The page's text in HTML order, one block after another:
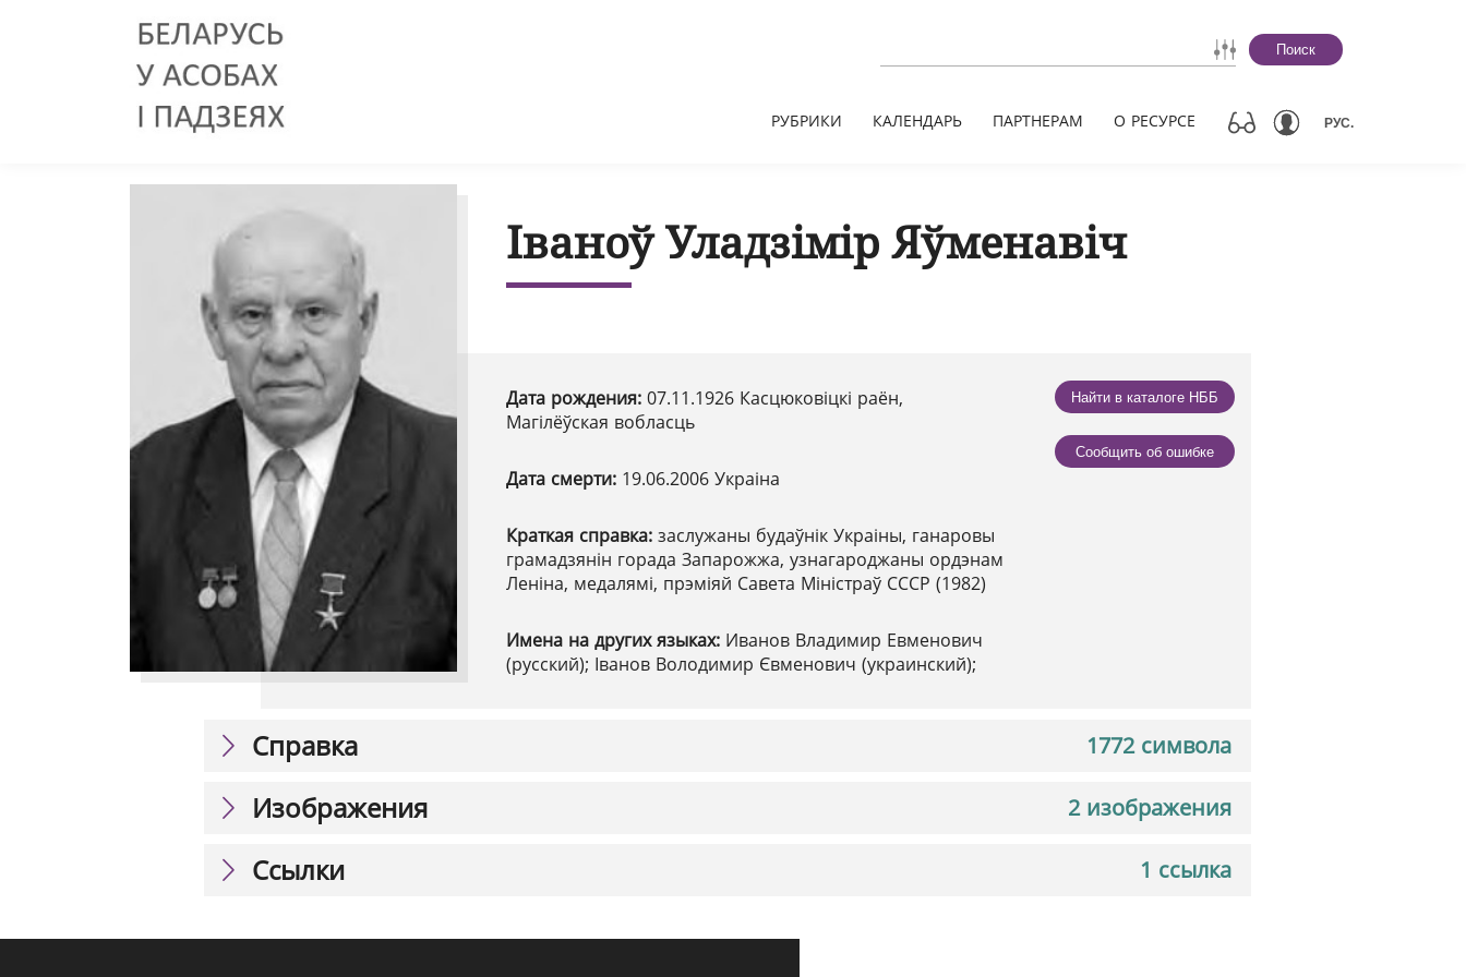
Поиск
РУБРИКИ КАЛЕНДАРЬ ПАРТНЕРАМ О РЕСУРСЕ РУС.
Іваноў Уладзімір Яўменавіч
Дата рождения: 07.11.1926 Касцюковіцкі раён,
Магілёўская вобласць
Дата смерти: 19.06.2006 Украіна
Краткая справка: заслужаны будаўнік Украіны, ганаровы
грамадзянін горада Запарожжа, узнагароджаны ордэнам
Леніна, медалямі, прэміяй Савета Міністраў СССР (1982)
Имена на других языках: Иванов Владимир Евменович
(русский); Іванов Володимир Євменович (украинский);
Найти в каталоге НББ
Сообщить об ошибке
1772 символа
Справка
2 изображения
Изображения
1 ссылка
Ссылки